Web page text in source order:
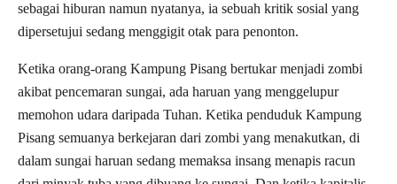
sebagai hiburan namun nyatanya, ia sebuah kritik sosial yang
dipersetujui sedang menggigit otak para penonton.
Ketika orang-orang Kampung Pisang bertukar menjadi zombi
akibat pencemaran sungai, ada haruan yang menggelupur
memohon udara daripada Tuhan. Ketika penduduk Kampung
Pisang semuanya berkejaran dari zombi yang menakutkan, di
dalam sungai haruan sedang memaksa insang menapis racun